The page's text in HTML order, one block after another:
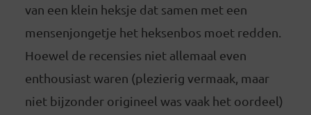
van een klein heksje dat samen met een
mensenjongetje het heksenbos moet redden.
Hoewel de recensies niet allemaal even
enthousiast waren (plezierig vermaak, maar
niet bijzonder origineel was vaak het oordeel)